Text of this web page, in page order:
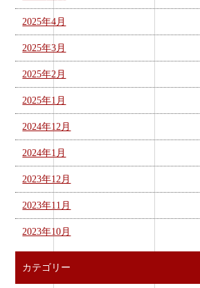
2025年4月
2025年3月
2025年2月
2025年1月
2024年12月
2024年1月
2023年12月
2023年11月
2023年10月
カテゴリー